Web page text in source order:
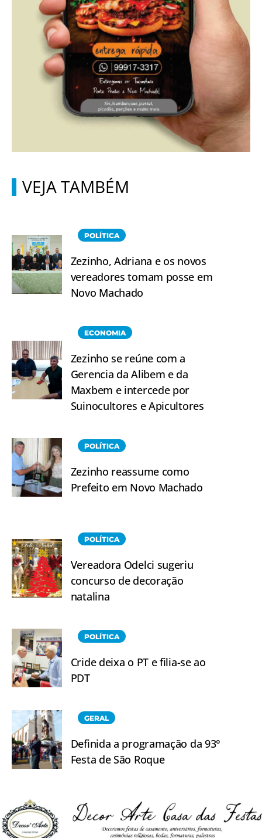
VEJA TAMBÉM
POLÍTICA
Zezinho, Adriana e os novos
vereadores tomam posse em
Novo Machado
ECONOMIA
Zezinho se reúne com a
Gerencia da Alibem e da
Maxbem e intercede por
Suinocultores e Apicultores
POLÍTICA
Zezinho reassume como
Prefeito em Novo Machado
POLÍTICA
Vereadora Odelci sugeriu
concurso de decoração
natalina
POLÍTICA
Cride deixa o PT e filia-se ao
PDT
GERAL
Definida a programação da 93°
Festa de São Roque